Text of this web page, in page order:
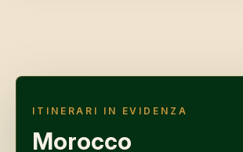
ITINERARI IN EVIDENZA
Morocco